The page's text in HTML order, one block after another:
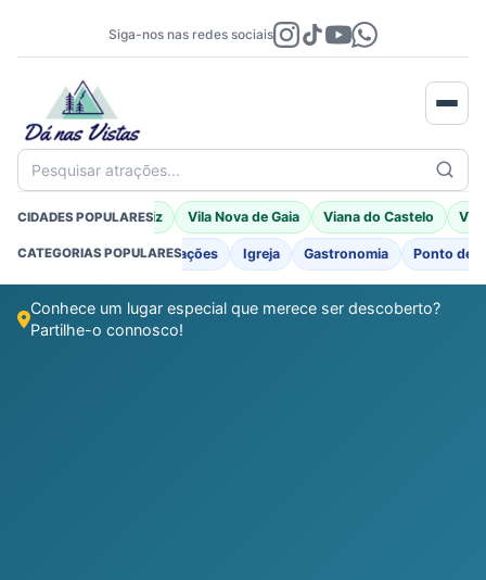
Siga-nos nas redes sociais
Pesquisar atrações...
CIDADES POPULARES
Braga Porto Moniz Vila Nova de Gaia Viana do Castelo Vila
CATEGORIAS POPULARES
Praia Fluvial Fortificações Igreja Gastronomia Ponto de
Conhece um lugar especial que merece ser descoberto?
Partilhe-o connosco!